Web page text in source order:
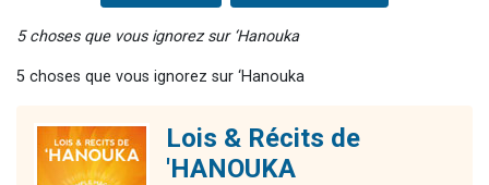
5 choses que vous ignorez sur ‘Hanouka
5 choses que vous ignorez sur ‘Hanouka
Lois & Récits de
'HANOUKA